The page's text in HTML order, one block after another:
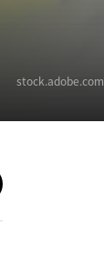
stock.adobe.com